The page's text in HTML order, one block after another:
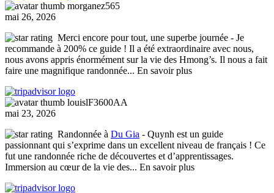
morganez565
mai 26, 2026
Merci encore pour tout, une superbe journée - Je
recommande à 200% ce guide ! Il a été extraordinaire avec nous,
nous avons appris énormément sur la vie des Hmong’s. Il nous a fait
faire une magnifique randonnée... En savoir plus
louislF3600AA
mai 23, 2026
Randonnée à Du Gia - Quynh est un guide
passionnant qui s’exprime dans un excellent niveau de français ! Ce
fut une randonnée riche de découvertes et d’apprentissages.
Immersion au cœur de la vie des... En savoir plus